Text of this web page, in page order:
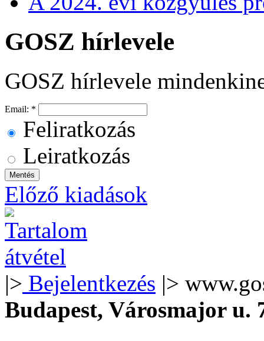
GOSZ hírlevele
GOSZ hírlevele
Email: *
Feliratkozás
Leiratkozás
Előző kiadások
|> Bejelentkezés |>
Budapest, Városmajor u.